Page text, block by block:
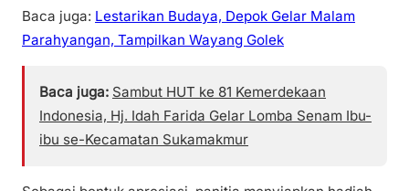
Baca juga: Lestarikan Budaya, Depok Gelar Malam
Parahyangan, Tampilkan Wayang Golek
Baca juga: Sambut HUT ke 81 Kemerdekaan
Indonesia, Hj. Idah Farida Gelar Lomba Senam Ibu-
ibu se-Kecamatan Sukamakmur